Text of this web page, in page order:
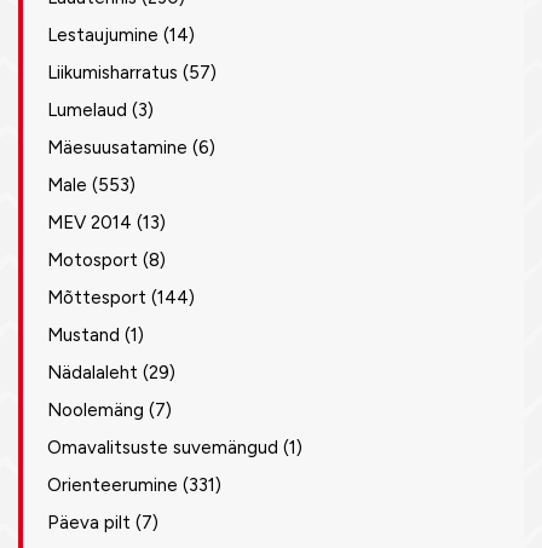
Lestaujumine (14)
Liikumisharratus (57)
Lumelaud (3)
Mäesuusatamine (6)
Male (553)
MEV 2014 (13)
Motosport (8)
Mõttesport (144)
Mustand (1)
Nädalaleht (29)
Noolemäng (7)
Omavalitsuste suvemängud (1)
Orienteerumine (331)
Päeva pilt (7)